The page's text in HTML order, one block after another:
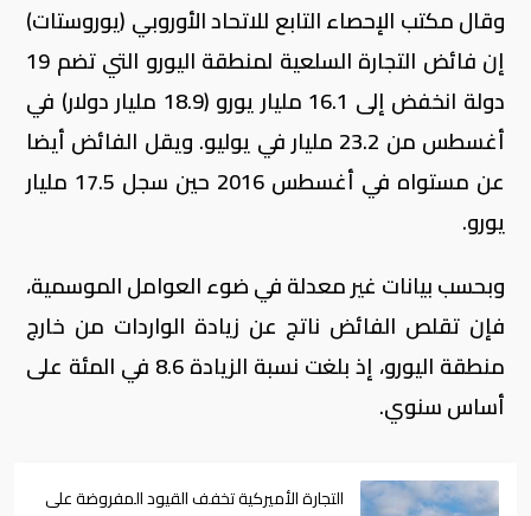
وقال مكتب الإحصاء التابع للاتحاد الأوروبي (يوروستات)
إن فائض التجارة السلعية لمنطقة اليورو التي تضم 19
دولة انخفض إلى 16.1 مليار يورو (18.9 مليار دولار) في
أغسطس من 23.2 مليار في يوليو. ويقل الفائض أيضا
عن مستواه في أغسطس 2016 حين سجل 17.5 مليار
يورو.
وبحسب بيانات غير معدلة في ضوء العوامل الموسمية،
فإن تقلص الفائض ناتج عن زيادة الواردات من خارج
منطقة اليورو، إذ بلغت نسبة الزيادة 8.6 في المئة على
أساس سنوي.
التجارة الأميركية تخفف القيود المفروضة على